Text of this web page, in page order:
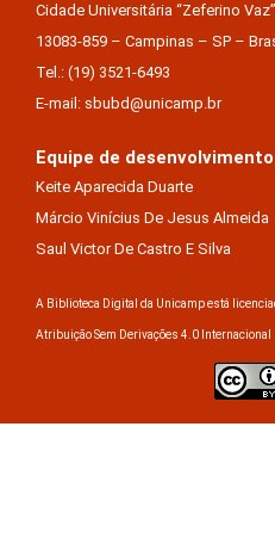
Cidade Universitária “Zeferino
13083-859 – Campinas – SP –
Tel.: (19) 3521-6493
E-mail: sbubd@unicamp.br
Equipe de
Keite Aparecida Duarte
Márcio Vinícius De Jesus Almeida
Saul Victor De Castro E Silva
A Biblioteca Digital da Unicamp está
Atribuição Sem Derivações 4.0 Internacional